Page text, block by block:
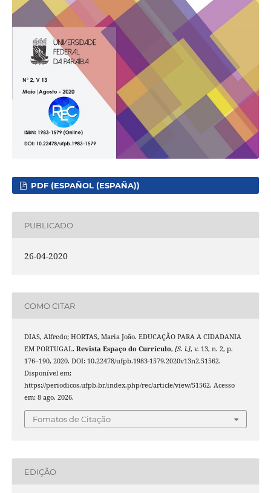
PDF (ESPAÑOL (ESPAÑA))
PUBLICADO
26-04-2020
COMO CITAR
DIAS, Alfredo; HORTAS, Maria João. EDUCAÇÃO PARA A CIDADANIA
EM PORTUGAL. Revista Espaço do Currículo, [S. l.], v. 13, n. 2, p.
176–190, 2020. DOI: 10.22478/ufpb.1983-1579.2020v13n2.51562.
Disponível em:
https://periodicos.ufpb.br/index.php/rec/article/view/51562. Acesso
em: 8 ago. 2026.
Fomatos de Citação
EDIÇÃO